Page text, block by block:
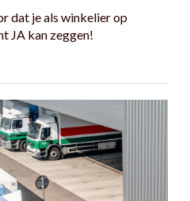
dat je als winkelier op
JA kan zeggen!